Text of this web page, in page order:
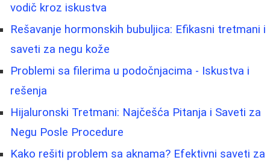
vodič kroz iskustva
Rešavanje hormonskih bubuljica: Efikasni tretmani i
saveti za negu kože
Problemi sa filerima u podočnjacima - Iskustva i
rešenja
Hijaluronski Tretmani: Najčešća Pitanja i Saveti za
Negu Posle Procedure
Kako rešiti problem sa aknama? Efektivni saveti za